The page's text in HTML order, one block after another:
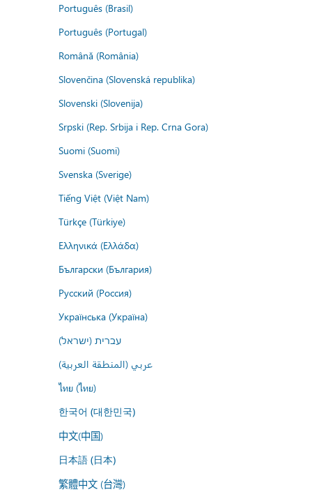
Português (Brasil)
Português (Portugal)
Română (România)
Slovenčina (Slovenská republika)
Slovenski (Slovenija)
Srpski (Rep. Srbija i Rep. Crna Gora)
Suomi (Suomi)
Svenska (Sverige)
Tiếng Việt (Việt Nam)
Türkçe (Türkiye)
Ελληνικά (Ελλάδα)
Български (България)
Русский (Россия)
Українська (Україна)
עברית (ישראל)
عربي (المنطقة العربية)
ไทย (ไทย)
한국어 (대한민국)
中文(中国)
日本語 (日本)
繁體中文 (台灣)